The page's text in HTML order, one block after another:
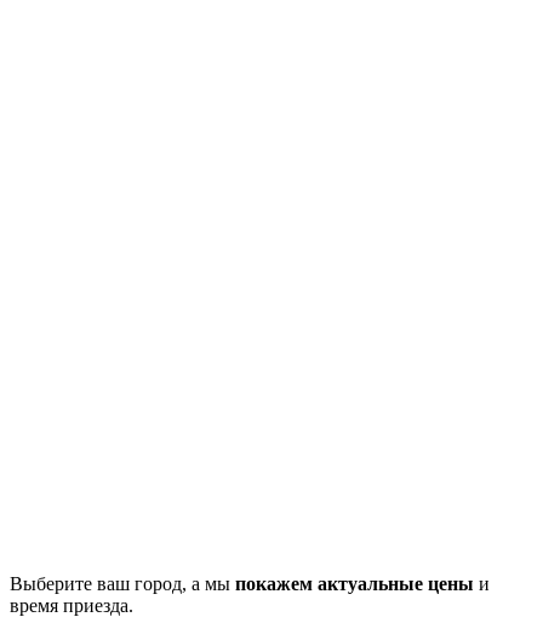
Выберите ваш город, а мы покажем актуальные цены и
время приезда.